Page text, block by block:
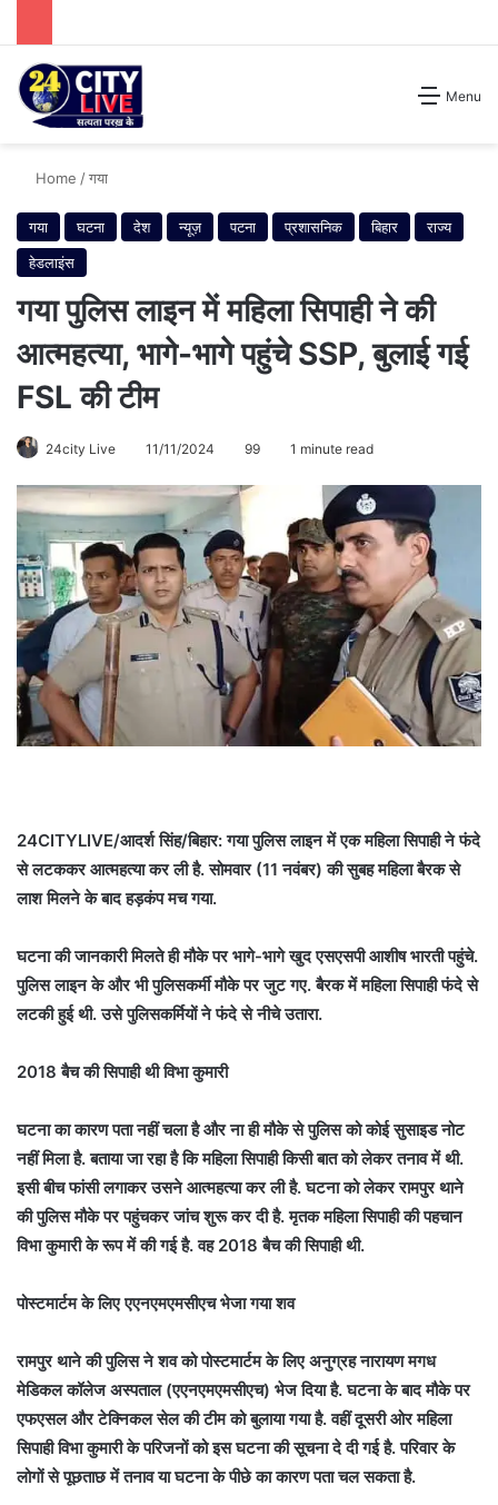
Menu
Search for
Home /गया
गया घटना देश न्यूज़ पटना प्रशासनिक बिहार
राज्य
हेडलाइंस
गया पुलिस लाइन में महिला सिपाही ने की
आत्महत्या, भागे-भागे पहुंचे SSP, बुलाई गई
FSL की टीम
24city Live 11/11/2024 99 1 minute read
24CITYLIVE/आदर्श सिंह/बिहार: गया पुलिस लाइन में एक महिला सिपाही ने फंदे
से लटककर आत्महत्या कर ली है. सोमवार (11 नवंबर) की सुबह महिला बैरक से
लाश मिलने के बाद हड़कंप मच गया.
घटना की जानकारी मिलते ही मौके पर भागे-भागे खुद एसएसपी आशीष भारती पहुंचे.
पुलिस लाइन के और भी पुलिसकर्मी मौके पर जुट गए. बैरक में महिला सिपाही फंदे से
लटकी हुई थी. उसे पुलिसकर्मियों ने फंदे से नीचे उतारा.
2018 बैच की सिपाही थी विभा कुमारी
घटना का कारण पता नहीं चला है और ना ही मौके से पुलिस को कोई सुसाइड नोट
नहीं मिला है. बताया जा रहा है कि महिला सिपाही किसी बात को लेकर तनाव में थी.
इसी बीच फांसी लगाकर उसने आत्महत्या कर ली है. घटना को लेकर रामपुर थाने
की पुलिस मौके पर पहुंचकर जांच शुरू कर दी है. मृतक महिला सिपाही की पहचान
विभा कुमारी के रूप में की गई है. वह 2018 बैच की सिपाही थी.
पोस्टमार्टम के लिए एएनएमएमसीएच भेजा गया शव
रामपुर थाने की पुलिस ने शव को पोस्टमार्टम के लिए अनुग्रह नारायण मगध
मेडिकल कॉलेज अस्पताल (एएनएमएमसीएच) भेज दिया है. घटना के बाद मौके पर
एफएसल और टेक्निकल सेल की टीम को बुलाया गया है. वहीं दूसरी ओर महिला
सिपाही विभा कुमारी के परिजनों को इस घटना की सूचना दे दी गई है. परिवार के
लोगों से पूछताछ में तनाव या घटना के पीछे का कारण पता चल सकता है.